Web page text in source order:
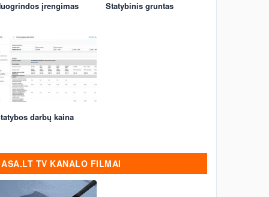
įrengimas Statybinis gruntas
darbų kaina
ASA.LT TV KANALO FILMAI